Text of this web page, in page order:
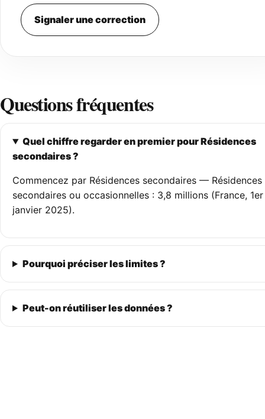
Signaler une correction
Questions fréquentes
Quel chiffre regarder en premier pour Résidences
secondaires ?
Commencez par Résidences secondaires — Résidences
secondaires ou occasionnelles : 3,8 millions (France, 1er
janvier 2025).
Pourquoi préciser les limites ?
Peut-on réutiliser les données ?